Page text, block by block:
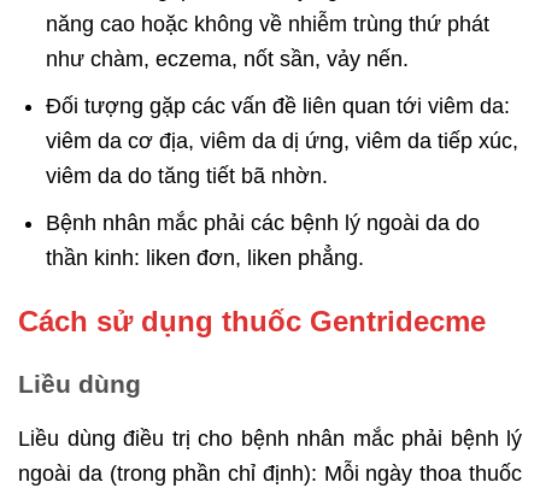
năng cao hoặc không về nhiễm trùng thứ phát
như chàm, eczema, nốt sần, vảy nến.
Đối tượng gặp các vấn đề liên quan tới viêm da:
viêm da cơ địa, viêm da dị ứng, viêm da tiếp xúc,
viêm da do tăng tiết bã nhờn.
Bệnh nhân mắc phải các bệnh lý ngoài da do
thần kinh: liken đơn, liken phẳng.
Cách sử dụng thuốc Gentridecme
Liều dùng
Liều dùng điều trị cho bệnh nhân mắc phải bệnh lý
ngoài da (trong phần chỉ định): Mỗi ngày thoa thuốc